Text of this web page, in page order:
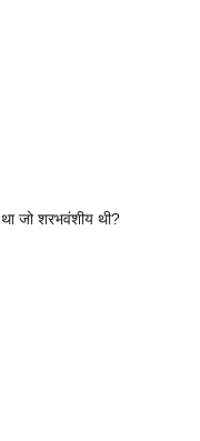
जो शरभवंशीय थी?